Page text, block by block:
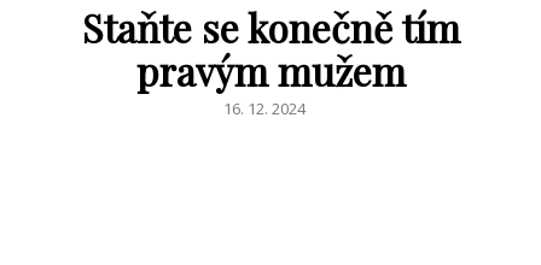
Staňte se konečně tím
pravým mužem
POSTED
16. 12. 2024